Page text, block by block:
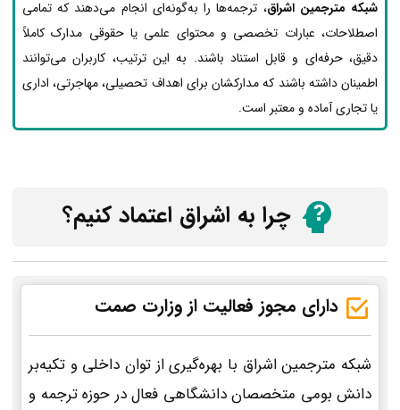
شبکه مترجمین اشراق، ترجمه‌ها را به‌گونه‌ای انجام می‌دهند که تمامی
اصطلاحات، عبارات تخصصی و محتوای علمی یا حقوقی مدارک کاملاً
دقیق، حرفه‌ای و قابل استناد باشند. به این ترتیب، کاربران می‌توانند
اطمینان داشته باشند که مدارکشان برای اهداف تحصیلی، مهاجرتی، اداری
یا تجاری آماده و معتبر است.
چرا به اشراق اعتماد کنیم؟
دارای مجوز فعالیت از وزارت صمت
شبکه مترجمین اشراق با بهره‌گیری از توان داخلی و تکیه‌بر
دانش بومی متخصصان دانشگاهی فعال در حوزه ترجمه و